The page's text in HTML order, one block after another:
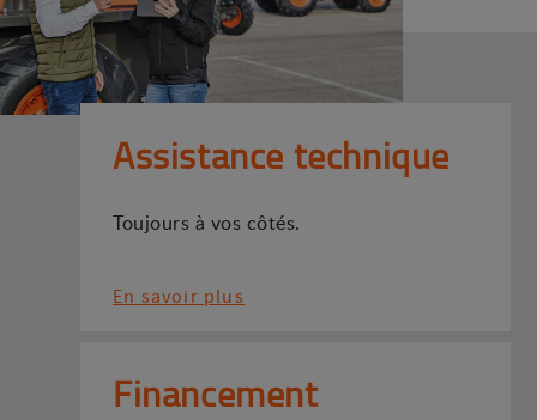
Assistance technique
Toujours à vos côtés.
En savoir plus
Financement